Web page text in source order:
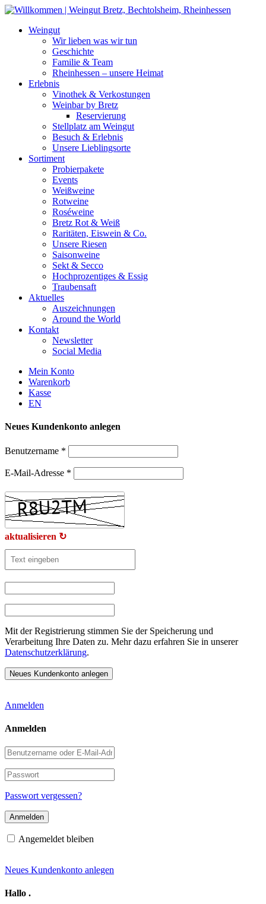
Weiter
Inhalt
Weingut
Wir lieben was wir tun
Geschichte
Familie & Team
Rheinhessen – unsere Heimat
Erlebnis
Vinothek & Verkostungen
Weinbar by Bretz
Reservierung
Stellplatz am Weingut
Besuch & Erlebnis
Unsere Lieblingsorte
Sortiment
Probierpakete
Events
Weißweine
Rotweine
Roséweine
Bretz Rot & Weiß
Raritäten, Eiswein & Co.
Unsere Riesen
Saisonweine
Sekt & Secco
Hochprozentiges & Essig
Traubensaft
Aktuelles
Auszeichnungen
Around the World
Kontakt
Newsletter
Social Media
Mein Konto
Warenkorb
Kasse
EN
Neues Kundenkonto anlegen
Benutzername *
E-Mail-Adresse *
aktualisieren ↻
Mit der Registrierung stimmen Sie der Speicherung und
Verarbeitung Ihre Daten zu. Mehr dazu erfahren Sie in unserer
Datenschutzerklärung.
Anmelden
Anmelden
Benutzername
oder
E-
Mail-
Adresse
Passwort
Passwort vergessen?
Angemeldet bleiben
Neues Kundenkonto anlegen
Hallo .